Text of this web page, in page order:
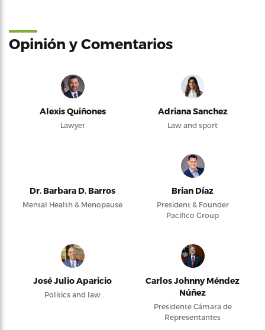
Opinión y Comentarios
Alexis Quiñones
Lawyer
Adriana Sanchez
Law and sport
Dr. Barbara D. Barros
Mental Health & Menopause
Brian Díaz
President & Founder
Pacifico Group
José Julio Aparicio
Politics and law
Carlos Johnny Méndez
Núñez
Presidente Cámara de
Representantes